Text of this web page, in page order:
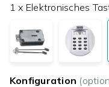
1 x Elektronisches
Konfiguration